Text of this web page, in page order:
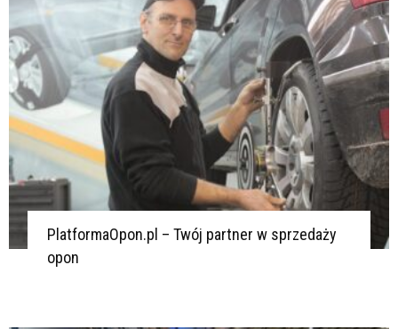
PlatformaOpon.pl – Twój partner w sprzedaży
opon